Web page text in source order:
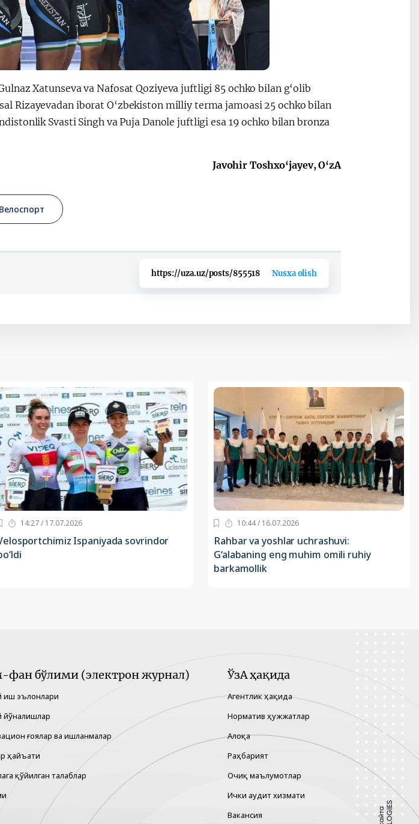
Xatunseva va Nafosat Qoziyeva juftligi 85 ochko bilan g‘olib
Rizayevadan iborat O‘zbekiston milliy terma jamoasi 25 ochko bilan
Svasti Singh va Puja Danole juftligi esa 19 ochko bilan bronza
Javohir Toshxo‘jayev, O‘zA
Велоспорт
https://uza.uz/posts/855518 Nusxa olish
14:27 / 17.07.2026
Ispaniyada sovrindor
10:44 / 16.07.2026
Rahbar va yoshlar uchrashuvi:
G‘alabaning eng muhim omili ruhiy
barkamollik
фан бўлими (электрон журнал)
иш эълонлари
йўналишлар
ғоялар ва ишланмалар
ҳайъати
қўйилган талаблар
ЎзА ҳақида
Агентлик ҳақида
Норматив ҳужжатлар
Алоқа
Раҳбарият
Очиқ маълумотлар
Ички аудит хизмати
Вакансия